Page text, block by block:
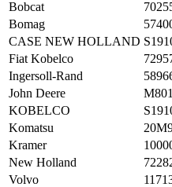
Bobcat
Bomag
CASE NEW HOLLAND
Fiat Kobelco
Ingersoll-Rand
John Deere
KOBELCO
Komatsu
Kramer
New Holland
Volvo